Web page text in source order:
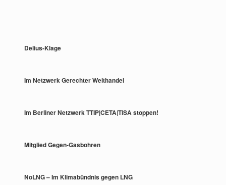
Delius-Klage
Im Netzwerk Gerechter Welthandel
Im Berliner Netzwerk TTIP|CETA|TiSA stoppen!
Mitglied Gegen-Gasbohren
NoLNG – Im Klimabündnis gegen LNG